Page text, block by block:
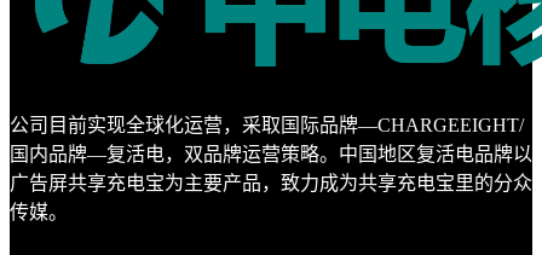
公司目前实现全球化运营，采取国际品牌—CHARGEEIGHT/
国内品牌—复活电，双品牌运营策略。中国地区复活电品牌以
广告屏共享充电宝为主要产品，致力成为共享充电宝里的分众
传媒。